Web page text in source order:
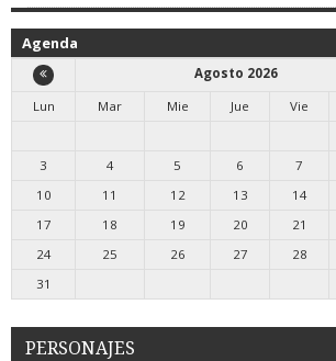
Agenda
Agosto 2026
Lun
Mar Mie Jue Vie
3
4 5 6 7
10
11 12 13 14
17
18 19 20 21
24
25 26 27 28
31
PERSONAJES